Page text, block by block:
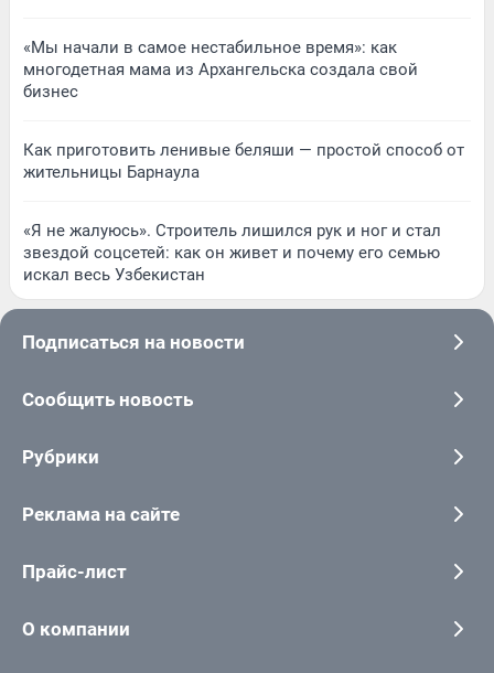
«Мы начали в самое нестабильное время»: как
многодетная мама из Архангельска создала свой
бизнес
Как приготовить ленивые беляши — простой способ от
жительницы Барнаула
«Я не жалуюсь». Строитель лишился рук и ног и стал
звездой соцсетей: как он живет и почему его семью
искал весь Узбекистан
Подписаться на новости
Сообщить новость
Рубрики
Реклама на сайте
Прайс-лист
О компании